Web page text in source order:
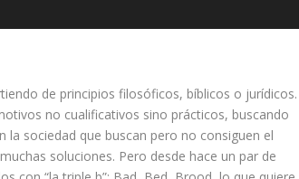
de principios filosóficos, bíblicos o jurídicos.
no cualificativos sino prácticos, buscando
sociedad que buscan pero no consiguen el
soluciones. Pero desde hace un par de